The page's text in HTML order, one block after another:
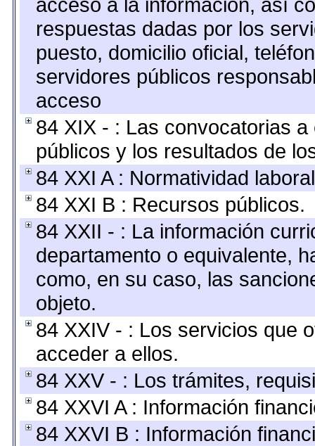
respuestas dadas por los
puesto, domicilio oficial,
servidores públicos
acceso
84 XIX - : Las convocatorias
públicos y los resultados de
84 XXI A : Normatividad
84 XXI B : Recursos públicos.
84 XXII - : La información
departamento o equivalente,
como, en su caso, las
objeto.
84 XXIV - : Los servicios que
acceder a ellos.
84 XXV - : Los trámites,
84 XXVI A : Información
84 XXVI B : Información